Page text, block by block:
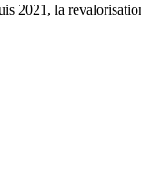
2021, la